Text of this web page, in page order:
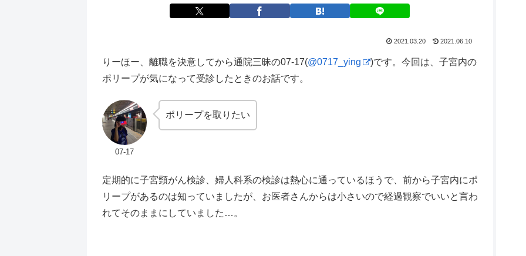
2021.03.20 2021.06.10
りーほー、離職を決意してから通院三昧の07-17(@0717_ying
)です。今回は、子宮内の
ポリープが気になって受診したときのお話です。
07-17
ポリープを取りたい
定期的に子宮頸がん検診、婦人科系の検診は熱心に通っているほうで、前から子宮内にポ
リープがあるのは知っていましたが、お医者さんからは小さいので経過観察でいいと言わ
れてそのままにしていました…。